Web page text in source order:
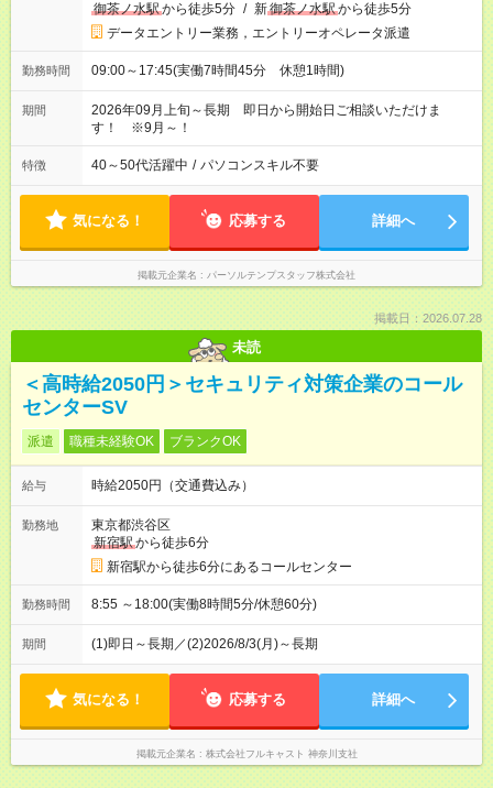
御茶ノ水駅から徒歩5分 / 新御茶ノ水駅から徒歩5分
データエントリー業務，エントリーオペレータ派遣
勤務時間 09:00～17:45(実働7時間45分 休憩1時間)
期間
2026年09月上旬～長期 即日から開始日ご相談いただけま
す！ ※9月～！
特徴 40～50代活躍中 / パソコンスキル不要
気になる！ 応募する 詳細へ
掲載元企業名 パーソルテンプスタッフ株式会社
掲載日：2026.07.28
未読
＜高時給2050円＞セキュリティ対策企業のコール
センターSV
派遣 職種未経験OK ブランクOK
給与 時給2050円（交通費込み）
勤務地
東京都渋谷区
新宿駅から徒歩6分
新宿駅から徒歩6分にあるコールセンター
勤務時間 8:55 ～18:00(実働8時間5分/休憩60分)
期間 (1)即日～長期／(2)2026/8/3(月)～長期
気になる！ 応募する 詳細へ
掲載元企業名 株式会社フルキャスト 神奈川支社